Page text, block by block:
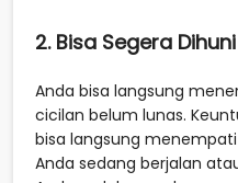
2. Bisa Segera Dihuni
Anda bisa langsung
cicilan belum lunas.
bisa langsung
Anda sedang berjalan